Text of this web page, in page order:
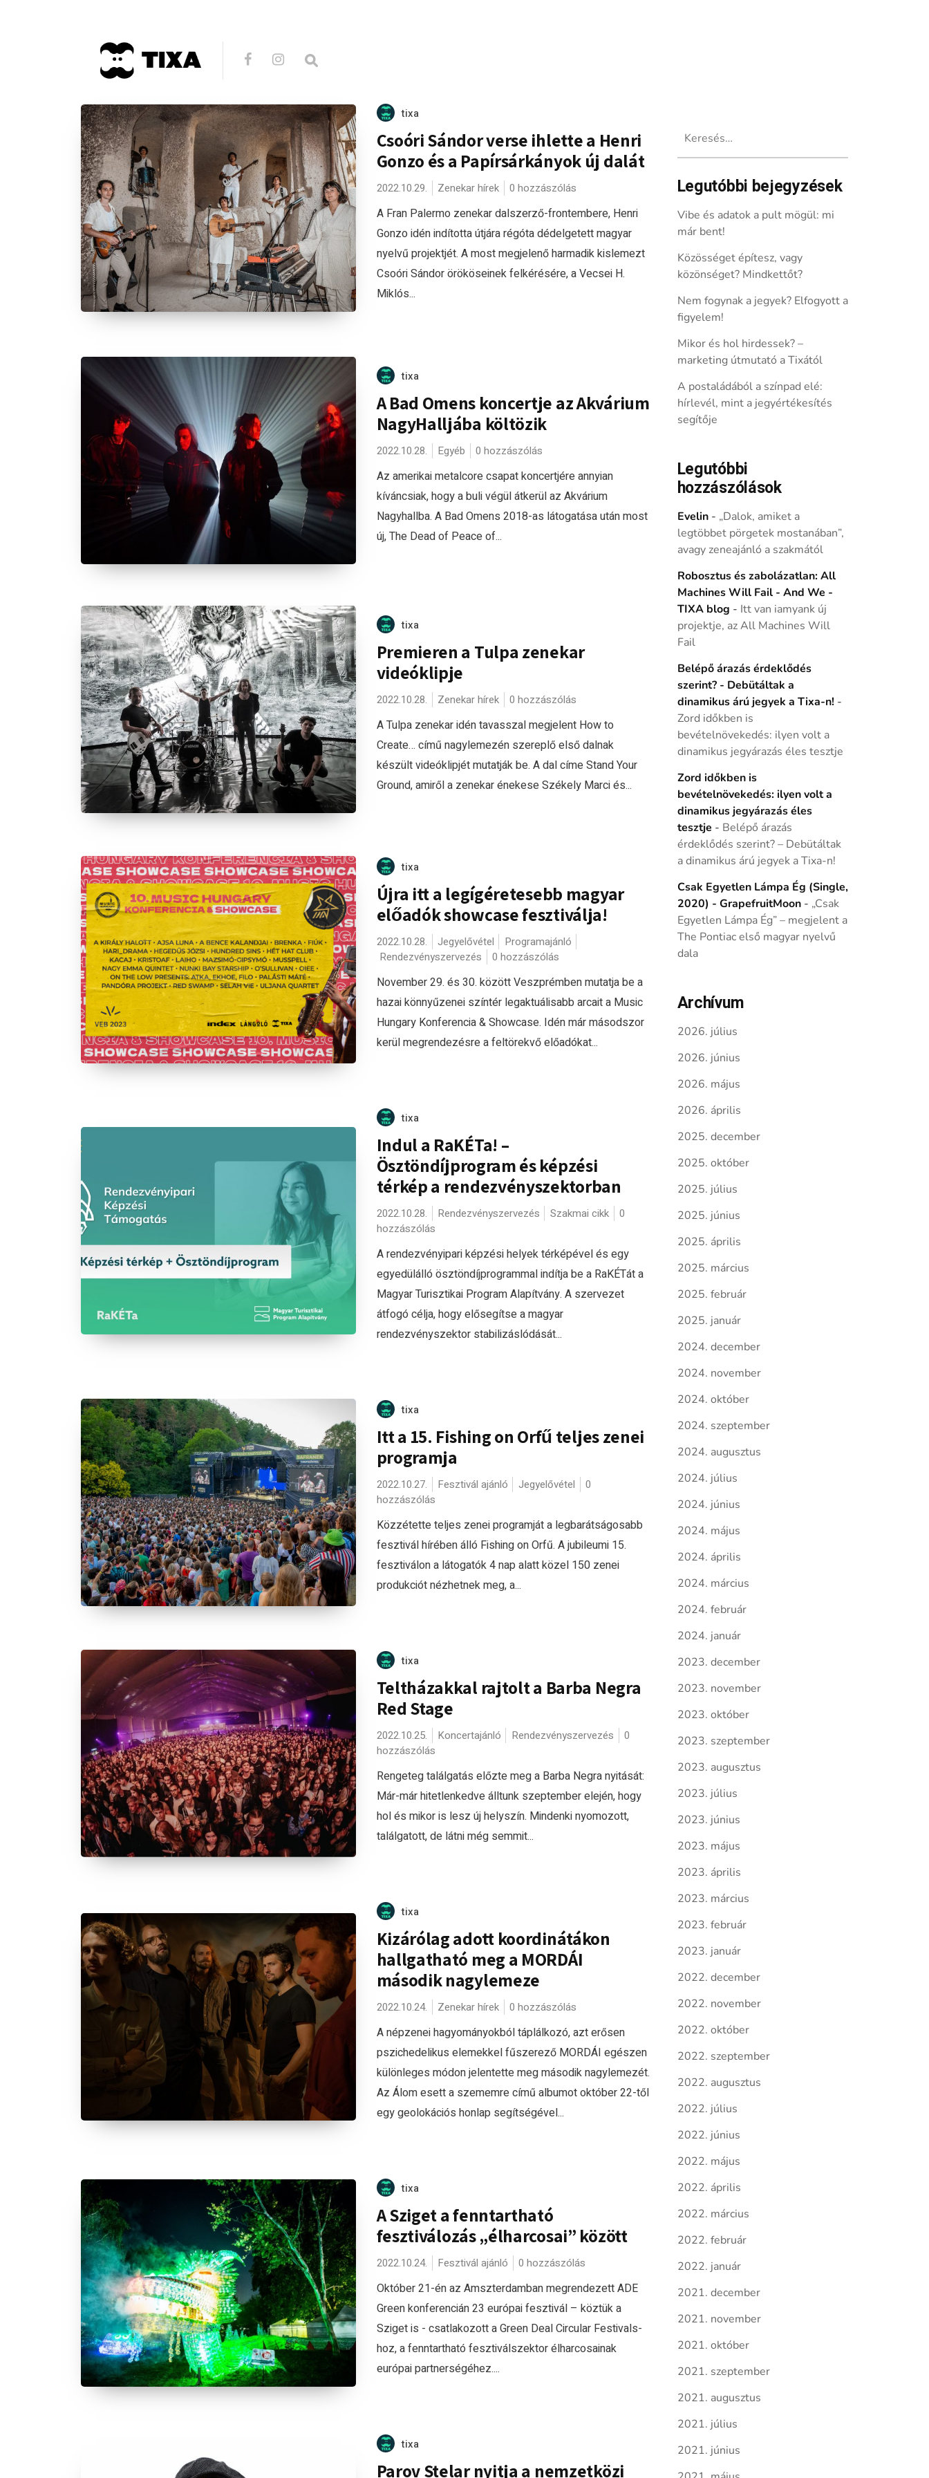
tixa
Csoóri Sándor verse ihlette a Henri
Gonzo és a Papírsárkányok új dalát
2022.10.29. Zenekar hírek 0 hozzászólás
A Fran Palermo zenekar dalszerző-frontembere, Henri
Gonzo idén indította útjára régóta dédelgetett magyar
nyelvű projektjét. A most megjelenő harmadik kislemezt
Csoóri Sándor örököseinek felkérésére, a Vecsei H.
Miklós...
tixa
A Bad Omens koncertje az Akvárium
NagyHalljába költözik
2022.10.28. Egyéb 0 hozzászólás
Az amerikai metalcore csapat koncertjére annyian
kíváncsiak, hogy a buli végül átkerül az Akvárium
Nagyhallba. A Bad Omens 2018-as látogatása után most
új, The Dead of Peace of...
tixa
Premieren a Tulpa zenekar
videóklipje
2022.10.28. Zenekar hírek 0 hozzászólás
A Tulpa zenekar idén tavasszal megjelent How to
Create… című nagylemezén szereplő első dalnak
készült videóklipjét mutatják be. A dal címe Stand Your
Ground, amiről a zenekar énekese Székely Marci és...
tixa
Újra itt a legígéretesebb magyar
előadók showcase fesztiválja!
2022.10.28. Jegyelővétel
Programajánló
Rendezvényszervezés
0 hozzászólás
November 29. és 30. között Veszprémben mutatja be a
hazai könnyűzenei színtér legaktuálisabb arcait a Music
Hungary Konferencia & Showcase. Idén már másodszor
kerül megrendezésre a feltörekvő előadókat...
tixa
Indul a RaKÉTa! –
Ösztöndíjprogram és képzési
térkép a rendezvényszektorban
2022.10.28. Rendezvényszervezés Szakmai cikk
0
hozzászólás
A rendezvényipari képzési helyek térképével és egy
egyedülálló ösztöndíjprogrammal indítja be a RaKÉTát a
Magyar Turisztikai Program Alapítvány. A szervezet
átfogó célja, hogy elősegítse a magyar
rendezvényszektor stabilizáslódását...
tixa
Itt a 15. Fishing on Orfű teljes zenei
programja
2022.10.27. Fesztivál ajánló Jegyelővétel
0
hozzászólás
Közzétette teljes zenei programját a legbarátságosabb
fesztivál hírében álló Fishing on Orfű. A jubileumi 15.
fesztiválon a látogatók 4 nap alatt közel 150 zenei
produkciót nézhetnek meg, a...
tixa
Teltházakkal rajtolt a Barba Negra
Red Stage
2022.10.25. Koncertajánló Rendezvényszervezés
0
hozzászólás
Rengeteg találgatás előzte meg a Barba Negra nyitását:
Már-már hitetlenkedve álltunk szeptember elején, hogy
hol és mikor is lesz új helyszín. Mindenki nyomozott,
találgatott, de látni még semmit...
tixa
Kizárólag adott koordinátákon
hallgatható meg a MORDÁI
második nagylemeze
2022.10.24. Zenekar hírek 0 hozzászólás
A népzenei hagyományokból táplálkozó, azt erősen
pszichedelikus elemekkel fűszerező MORDÁI egészen
különleges módon jelentette meg második nagylemezét.
Az Álom esett a szememre című albumot október 22-től
egy geolokációs honlap segítségével...
tixa
A Sziget a fenntartható
fesztiválozás „élharcosai” között
2022.10.24. Fesztivál ajánló 0 hozzászólás
Október 21-én az Amszterdamban megrendezett ADE
Green konferencián 23 európai fesztivál – köztük a
Sziget is - csatlakozott a Green Deal Circular Festivals-
hoz, a fenntartható fesztiválszektor élharcosainak
európai partnerségéhez....
tixa
Parov Stelar nyitja a nemzetközi
Legutóbbi bejegyzések
Vibe és adatok a pult mögül: mi
már bent!
Közösséget építesz, vagy
közönséget? Mindkettőt?
Nem fogynak a jegyek? Elfogyott a
figyelem!
Mikor és hol hirdessek? –
marketing útmutató a Tixától
A postaládából a színpad elé:
hírlevél, mint a jegyértékesítés
segítője
Legutóbbi
hozzászólások
Evelin- „Dalok, amiket a
legtöbbet pörgetek mostanában”,
avagy zeneajánló a szakmától
Robosztus és zabolázatlan: All
Machines Will Fail - And We -
TIXA blog - Itt van iamyank új
projektje, az All Machines Will
Fail
Belépő árazás érdeklődés
szerint? - Debütáltak a
dinamikus árú jegyek a Tixa-n! -
Zord időkben is
bevételnövekedés: ilyen volt a
dinamikus jegyárazás éles tesztje
Zord időkben is
bevételnövekedés: ilyen volt a
dinamikus jegyárazás éles
tesztje - Belépő árazás
érdeklődés szerint? – Debütáltak
a dinamikus árú jegyek a Tixa-n!
Csak Egyetlen Lámpa Ég (Single,
2020) - GrapefruitMoon- „Csak
Egyetlen Lámpa Ég” – megjelent a
The Pontiac első magyar nyelvű
dala
Archívum
2026. július
2026. június
2026. május
2026. április
2025. december
2025. október
2025. július
2025. június
2025. április
2025. március
2025. február
2025. január
2024. december
2024. november
2024. október
2024. szeptember
2024. augusztus
2024. július
2024. június
2024. május
2024. április
2024. március
2024. február
2024. január
2023. december
2023. november
2023. október
2023. szeptember
2023. augusztus
2023. július
2023. június
2023. május
2023. április
2023. március
2023. február
2023. január
2022. december
2022. november
2022. október
2022. szeptember
2022. augusztus
2022. július
2022. június
2022. május
2022. április
2022. március
2022. február
2022. január
2021. december
2021. november
2021. október
2021. szeptember
2021. augusztus
2021. július
2021. június